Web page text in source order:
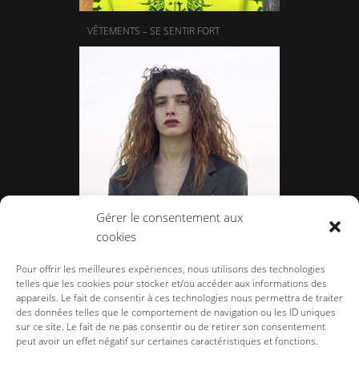
Gérer le consentement aux
cookies
Pour offrir les meilleures expériences, nous utilisons des technologies
telles que les cookies pour stocker et/ou accéder aux informations des
appareils. Le fait de consentir à ces technologies nous permettra de traiter
des données telles que le comportement de navigation ou les ID uniques
sur ce site. Le fait de ne pas consentir ou de retirer son consentement
peut avoir un effet négatif sur certaines caractéristiques et fonctions.
VÊTEMENTS – SE SENTIR FORT
BASSCOUTUR – NOUVELLE VIE